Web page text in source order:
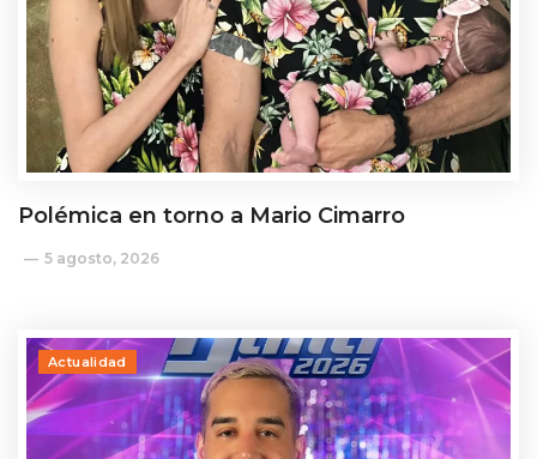
Polémica en torno a Mario Cimarro
5 agosto, 2026
Actualidad